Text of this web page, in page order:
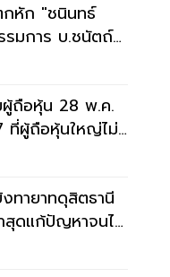
กหัก "ชนินทธ์
มการ บ.ชนัตถ์
ผู้ถือหุ้น 28 พ.ค.
ที่ผู้ถือหุ้นใหญ่ไม่
ทายาทดุสิตธานี
สุดแก้ปัญหาจนไม่